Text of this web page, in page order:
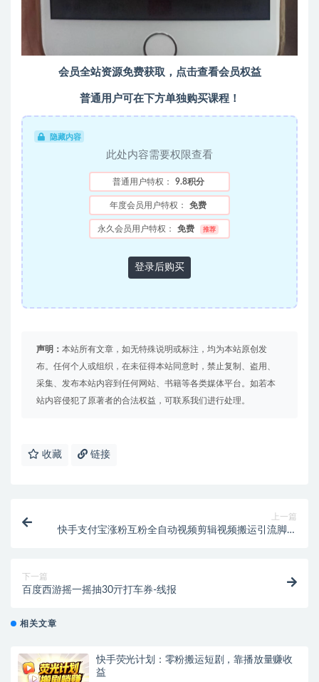
会员全站资源免费获取， 点击查看会员权益
普通用户可在下方单独购买课程！
隐藏内容
此处内容需要权限查看
普通用户特权： 9.8积分
年度会员用户特权： 免费
永久会员用户特权： 免费 推荐
登录后购买
声明： 本站所有文章，如无特殊说明或标注，均为本站原创发
布。任何个人或组织，在未征得本站同意时，禁止复制、盗用、
采集、发布本站内容到任何网站、书籍等各类媒体平台。如若本
站内容侵犯了原著者的合法权益，可联系我们进行处理。
收藏 链接
上一篇
快手支付宝涨粉互粉全自动视频剪辑视频搬运引流脚本
下一篇
百度西游摇一摇抽30亓打车券-线报
相关文章
快手荧光计划：零粉搬运短剧，靠播放量赚收
益